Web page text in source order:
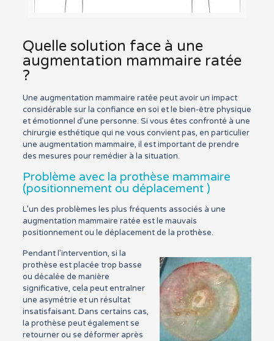
Quelle solution face à une
augmentation mammaire ratée
?
Une augmentation mammaire ratée peut avoir un impact
considérable sur la confiance en soi et le bien-être physique
et émotionnel d’une personne. Si vous êtes confronté à une
chirurgie esthétique qui ne vous convient pas, en particulier
une augmentation mammaire, il est important de prendre
des mesures pour remédier à la situation.
Problème avec la prothèse mammaire
(positionnement ou déplacement )
L’un des problèmes les plus fréquents associés à une
augmentation mammaire ratée est le mauvais
positionnement ou le déplacement de la prothèse.
Pendant l’intervention, si la
prothèse est placée trop basse
ou décalée de manière
significative, cela peut entraîner
une asymétrie et un résultat
insatisfaisant. Dans certains cas,
la prothèse peut également se
retourner ou se déformer après